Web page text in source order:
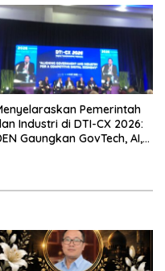
Pemerintah
Industri di DTI-CX 2026:
Gaungkan GovTech, AI,